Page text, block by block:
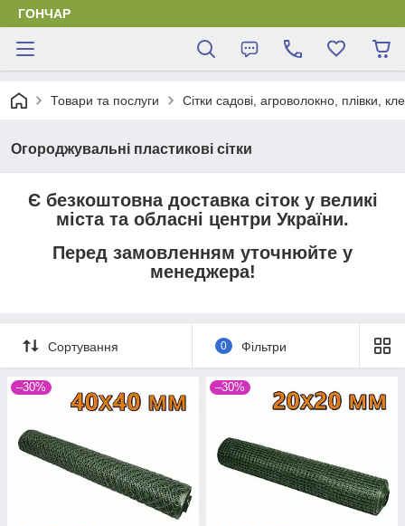
ГОНЧАР
Товари та послуги Сітки садові, агроволокно, плівки,
Огороджувальні пластикові сітки
Є безкоштовна доставка сіток у великі
міста та обласні центри України.
Перед замовленням уточнюйте у
менеджера!
Сортування 0 Фільтри
–30% –30%